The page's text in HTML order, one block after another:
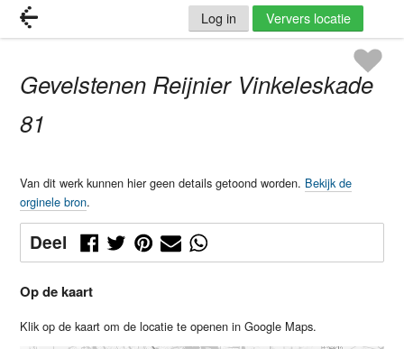
Log in Ververs locatie
Gevelstenen Reijnier Vinkeleskade
81
Van dit werk kunnen hier geen details getoond worden. Bekijk de
orginele bron.
Deel
Op de kaart
Klik op de kaart om de locatie te openen in Google Maps.